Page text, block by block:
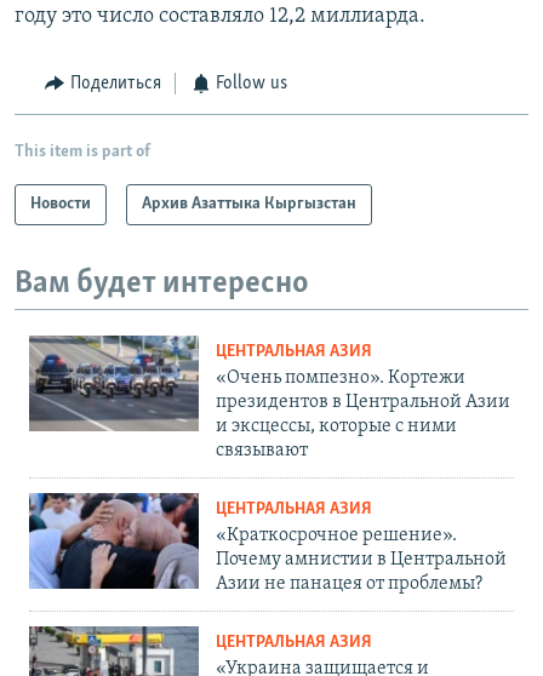
году это число составляло 12,2 миллиарда.
Поделиться Follow us
This item is part of
Новости Архив Азаттыка Кыргызстан
Вам будет интересно
ЦЕНТРАЛЬНАЯ АЗИЯ
«Очень помпезно». Кортежи
президентов в Центральной Азии
и эксцессы, которые с ними
связывают
ЦЕНТРАЛЬНАЯ АЗИЯ
«Краткосрочное решение».
Почему амнистии в Центральной
Азии не панацея от проблемы?
ЦЕНТРАЛЬНАЯ АЗИЯ
«Украина защищается и